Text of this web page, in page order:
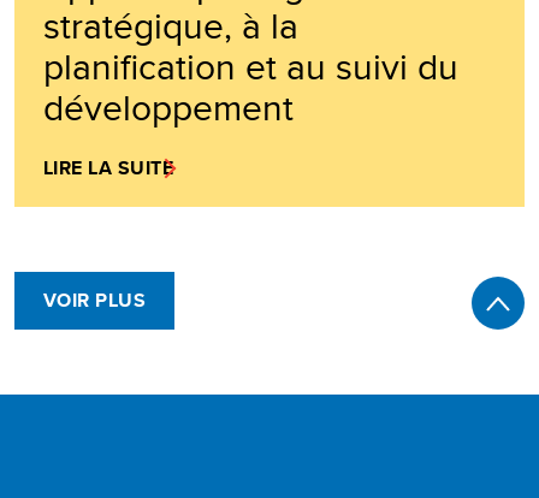
stratégique, à la
planification et au suivi du
développement
LIRE LA SUITE
VOIR PLUS